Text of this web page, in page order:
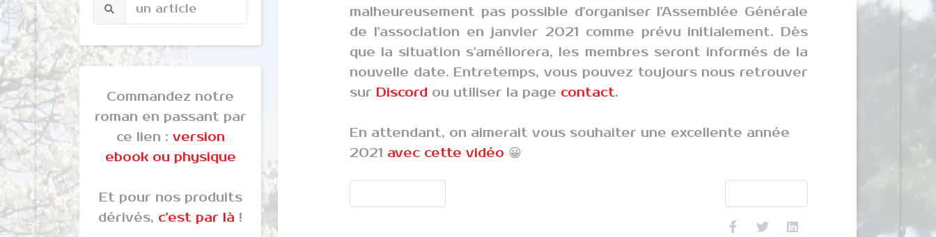
Commandez notre
roman en passant par
ce lien : version
ebook ou physique
Et pour nos produits
dérivés, c'est par là !
malheureusement pas possible d'organiser l'Assemblée Générale
de l'association en janvier 2021 comme prévu initialement. Dès
que la situation s'améliorera, les membres seront informés de la
nouvelle date. Entretemps, vous pouvez toujours nous retrouver
sur Discord ou utiliser la page contact.
En attendant, on aimerait vous souhaiter une excellente année
2021 avec cette vidéo 😀